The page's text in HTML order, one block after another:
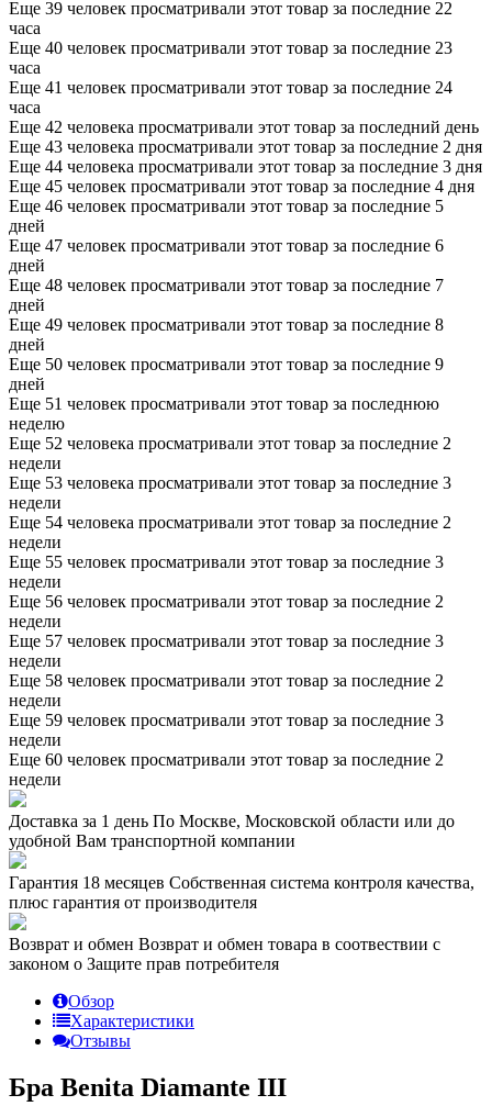
Еще 39 человек просматривали этот товар за последние 22
часа
Еще 40 человек просматривали этот товар за последние 23
часа
Еще 41 человек просматривали этот товар за последние 24
часа
Еще 42 человека просматривали этот товар за последний день
Еще 43 человека просматривали этот товар за последние 2 дня
Еще 44 человека просматривали этот товар за последние 3 дня
Еще 45 человек просматривали этот товар за последние 4 дня
Еще 46 человек просматривали этот товар за последние 5
дней
Еще 47 человек просматривали этот товар за последние 6
дней
Еще 48 человек просматривали этот товар за последние 7
дней
Еще 49 человек просматривали этот товар за последние 8
дней
Еще 50 человек просматривали этот товар за последние 9
дней
Еще 51 человек просматривали этот товар за последнюю
неделю
Еще 52 человека просматривали этот товар за последние 2
недели
Еще 53 человека просматривали этот товар за последние 3
недели
Еще 54 человека просматривали этот товар за последние 2
недели
Еще 55 человек просматривали этот товар за последние 3
недели
Еще 56 человек просматривали этот товар за последние 2
недели
Еще 57 человек просматривали этот товар за последние 3
недели
Еще 58 человек просматривали этот товар за последние 2
недели
Еще 59 человек просматривали этот товар за последние 3
недели
Еще 60 человек просматривали этот товар за последние 2
недели
Доставка за 1 день По Москве, Московской области или до
удобной Вам транспортной компании
Гарантия 18 месяцев Собственная система контроля качества,
плюс гарантия от производителя
Возврат и обмен Возврат и обмен товара в соотвествии с
законом о Защите прав потребителя
Обзор
Характеристики
Отзывы
Бра Benita Diamante III